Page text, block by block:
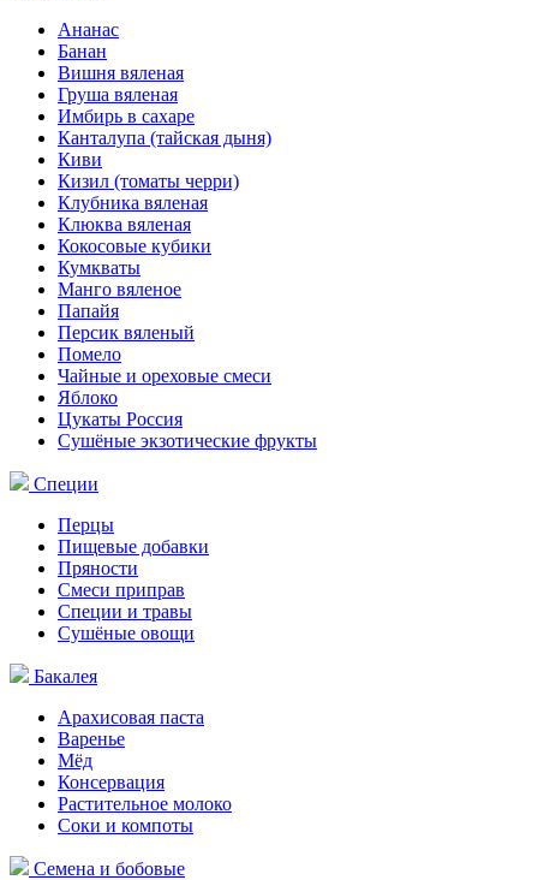
Ананас
Банан
Вишня вяленая
Груша вяленая
Имбирь в сахаре
Канталупа (тайская дыня)
Киви
Кизил (томаты черри)
Клубника вяленая
Клюква вяленая
Кокосовые кубики
Кумкваты
Манго вяленое
Папайя
Персик вяленый
Помело
Чайные и ореховые смеси
Яблоко
Цукаты Россия
Сушёные экзотические фрукты
Специи
Перцы
Пищевые добавки
Пряности
Смеси приправ
Специи и травы
Сушёные овощи
Бакалея
Арахисовая паста
Варенье
Мёд
Консервация
Растительное молоко
Соки и компоты
Семена и бобовые